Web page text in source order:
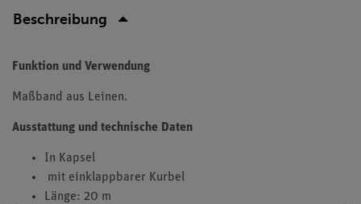
Beschreibung
Funktion und Verwendung
Maßband aus Leinen.
Ausstattung und technische Daten
In Kapsel
mit einklappbarer Kurbel
Länge: 20 m